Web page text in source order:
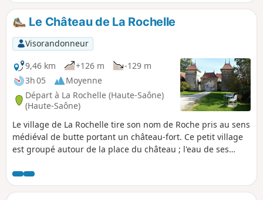
Le Château de La Rochelle
Visorandonneur
9,46 km
+126 m
-129 m
3h 05
Moyenne
Départ à La Rochelle (Haute-Saône)
(Haute-Saône)
Le village de La Rochelle tire son nom de Roche pris au sens
médiéval de butte portant un château-fort. Ce petit village
est groupé autour de la place du château ; l'eau de ses